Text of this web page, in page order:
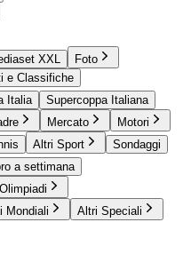
XXL
Foto
e Classifiche
Italia
Supercoppa Italiana
Mercato
Motori
Altri Sport
Sondaggi
a settimana
Mondiali Altri Speciali